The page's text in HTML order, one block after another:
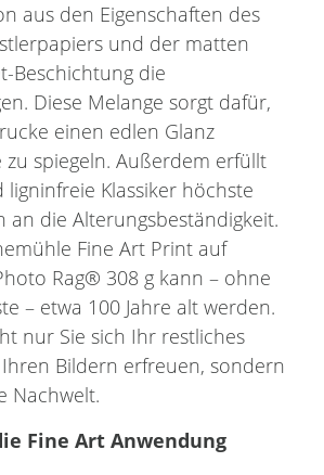
aus den Eigenschaften des
und der matten
Beschichtung die
Diese Melange sorgt dafür,
einen edlen Glanz
spiegeln. Außerdem erfüllt
Klassiker höchste
an die Alterungsbeständigkeit.
Fine Art Print auf
Rag® 308 g kann – ohne
– etwa 100 Jahre alt werden.
nur Sie sich Ihr restliches
Bildern erfreuen, sondern
Nachwelt.
Fine Art Anwendung